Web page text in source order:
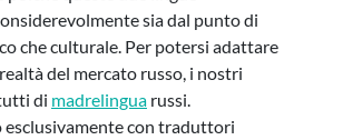
sia dal punto di
che culturale. Per potersi adattare
del mercato russo, i nostri
di madrelingua russi.
con traduttori